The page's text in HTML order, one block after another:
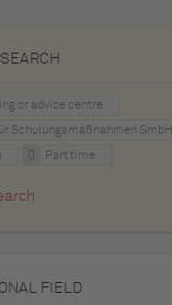
or advice centre
Schulungsmaßnahmen GmbH
Part time
FIELD